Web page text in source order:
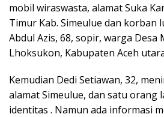
mobil wiraswasta, alamat Suka
Timur Kab. Simeulue dan korban
Abdul Azis, 68, sopir, warga Desa
Lhoksukon, Kabupaten Aceh
Kemudian Dedi Setiawan, 32,
alamat Simeulue, dan satu orang
identitas . Namun ada informasi